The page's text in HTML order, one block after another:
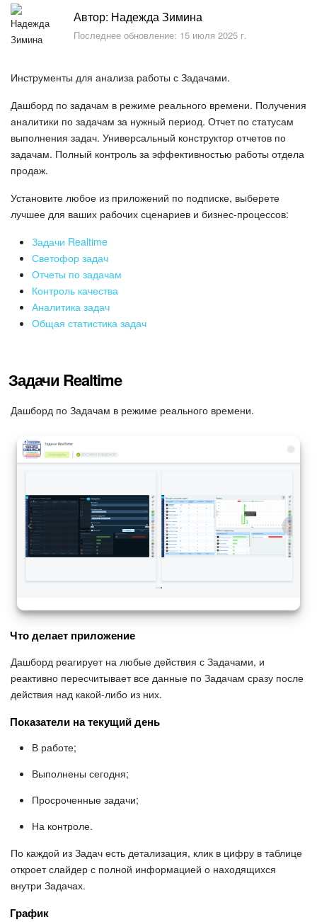
Тарифы и оплата
С чего начать
AI в Битрикс24
Вайбкод
Задачи
Проекты AI
Мессенджер
Календарь
База знаний
Интернет-магазин
Складской учет
CRM
КЭДО
Подпись
Маркетинг
Аналитика
BI Конструктор
Интеграция 1С и Битрикс24
Сотрудники
Автор: Надежда Зимина
Последнее обновление: 15 июля 2025 г.
Инструменты для анализа работы с Задачами.
Дашборд по задачам в режиме реального времени. Получения
аналитики по задачам за нужный период. Отчет по статусам
выполнения задач. Универсальный конструктор отчетов по
задачам. Полный контроль за эффективностью работы отдела
продаж.
Установите любое из приложений по подписке, выберете
лучшее для ваших рабочих сценариев и бизнес-процессов:
Задачи Realtime
Светофор задач
Отчеты по задачам
Контроль качества
Аналитика задач
Общая статистика задач
Задачи Realtime
Дашборд по Задачам в режиме реального времени.
Что делает приложение
Дашборд реагирует на любые действия с Задачами, и
реактивно пересчитывает все данные по Задачам сразу после
действия над какой-либо из них.
Показатели на текущий день
В работе;
Выполнены сегодня;
Просроченные задачи;
На контроле.
По каждой из Задач есть детализация, клик в цифру в таблице
откроет слайдер с полной информацией о находящихся
внутри Задачах.
График